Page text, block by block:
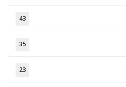
43
35
23